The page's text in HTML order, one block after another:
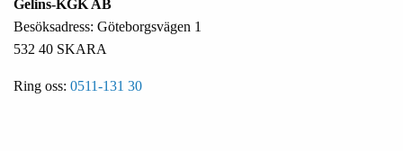
Gelins-KGK AB
Besöksadress: Göteborgsvägen 1
532 40 SKARA
Ring oss: 0511-131 30